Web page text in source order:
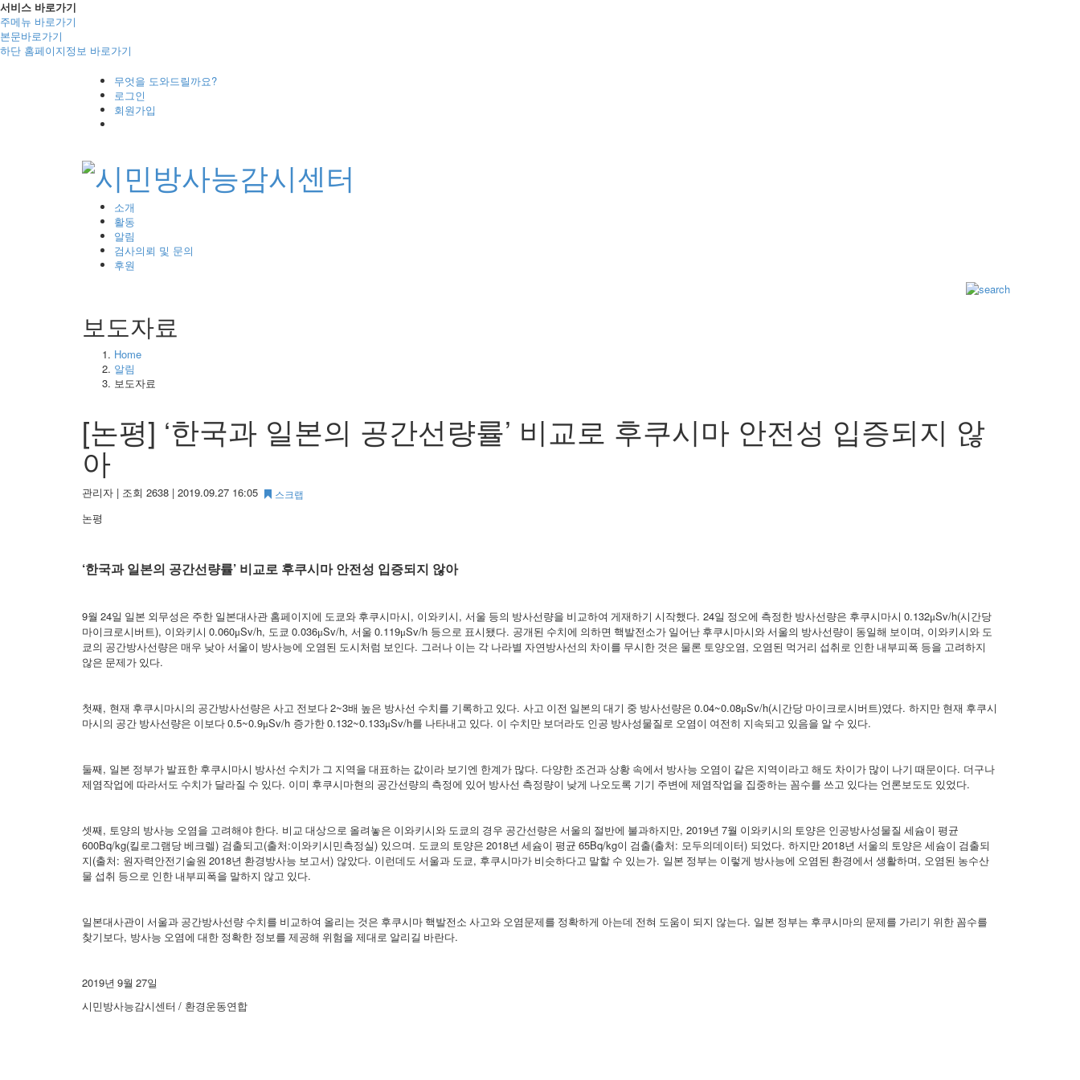
서비스 바로가기
주메뉴 바로가기
본문바로가기
하단 홈페이지정보 바로가기
무엇을 도와드릴까요?
로그인
회원가입
소개
활동
알림
검사의뢰 및 문의
후원
보도자료
Home
알림
보도자료
[논평] ‘한국과 일본의 공간선량률’ 비교로 후쿠시마 안전성 입증되지 않
아
관리자 | 조회 2638 | 2019.09.27 16:05 스크랩
논평
‘한국과 일본의 공간선량률’ 비교로 후쿠시마 안전성 입증되지 않아
9월 24일 일본 외무성은 주한 일본대사관 홈페이지에 도쿄와 후쿠시마시 , 이와키시 , 서울 등의 방사선량을 비교하여 게재하기 시작했다. 24일 정오에 측정한 방사선량은 후쿠시마시 0.132μSv/h(시간당
마이크로시버트), 이와키시 0.060μSv/h, 도쿄 0.036μSv/h, 서울 0.119μSv/h 등으로 표시됐다. 공개된 수치에 의하면 핵발전소가 일어난 후쿠시마시와 서울의 방사선량이 동일해 보이며 , 이와키시와 도
쿄의 공간방사선량은 매우 낮아 서울이 방사능에 오염된 도시처럼 보인다. 그러나 이는 각 나라별 자연방사선의 차이를 무시한 것은 물론 토양오염 , 오염된 먹거리 섭취로 인한 내부피폭 등을 고려하지
않은 문제가 있다.
첫째 , 현재 후쿠시마시의 공간방사선량은 사고 전보다 2~3배 높은 방사선 수치를 기록하고 있다. 사고 이전 일본의 대기 중 방사선량은 0.04~0.08μSv/h(시간당 마이크로시버트)였다. 하지만 현재 후쿠시
마시의 공간 방사선량은 이보다 0.5~0.9μSv/h 증가한 0.132~0.133μSv/h를 나타내고 있다. 이 수치만 보더라도 인공 방사성물질로 오염이 여전히 지속되고 있음을 알 수 있다.
둘째 , 일본 정부가 발표한 후쿠시마시 방사선 수치가 그 지역을 대표하는 값이라 보기엔 한계가 많다. 다양한 조건과 상황 속에서 방사능 오염이 같은 지역이라고 해도 차이가 많이 나기 때문이다. 더구나
제염작업에 따라서도 수치가 달라질 수 있다. 이미 후쿠시마현의 공간선량의 측정에 있어 방사선 측정량이 낮게 나오도록 기기 주변에 제염작업을 집중하는 꼼수를 쓰고 있다는 언론보도도 있었다.
셋째 , 토양의 방사능 오염을 고려해야 한다. 비교 대상으로 올려놓은 이와키시와 도쿄의 경우 공간선량은 서울의 절반에 불과하지만, 2019년 7월 이와키시의 토양은 인공방사성물질 세슘이 평균
600Bq/kg(킬로그램당 베크렐) 검출되고 (출처 :이와키시민측정실) 있으며 . 도쿄의 토양은 2018년 세슘이 평균 65Bq/kg이 검출(출처 : 모두의데이터) 되었다. 하지만 2018년 서울의 토양은 세슘이 검출되
지 (출처 : 원자력안전기술원 2018년 환경방사능 보고서) 않았다. 이런데도 서울과 도쿄 , 후쿠시마가 비슷하다고 말할 수 있는가. 일본 정부는 이렇게 방사능에 오염된 환경에서 생활하며 , 오염된 농수산
물 섭취 등으로 인한 내부피폭을 말하지 않고 있다.
일본대사관이 서울과 공간방사선량 수치를 비교하여 올리는 것은 후쿠시마 핵발전소 사고와 오염문제를 정확하게 아는데 전혀 도움이 되지 않는다. 일본 정부는 후쿠시마의 문제를 가리기 위한 꼼수를
찾기보다, 방사능 오염에 대한 정확한 정보를 제공해 위험을 제대로 알리길 바란다.
2019년 9월 27일
시민방사능감시센터 / 환경운동연합